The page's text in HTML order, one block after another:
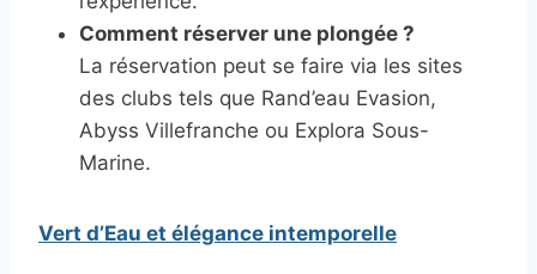
Comment réserver une plongée ?
La réservation peut se faire via les sites
des clubs tels que Rand’eau Evasion,
Abyss Villefranche ou Explora Sous-
Marine.
Vert d’Eau et élégance intemporelle